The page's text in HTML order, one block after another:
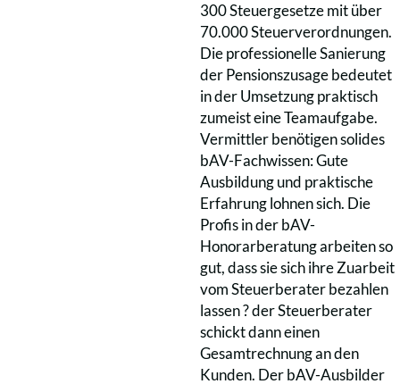
300 Steuergesetze mit über
70.000 Steuerverordnungen.
Die professionelle Sanierung
der Pensionszusage bedeutet
in der Umsetzung praktisch
zumeist eine Teamaufgabe.
Vermittler benötigen solides
bAV-Fachwissen: Gute
Ausbildung und praktische
Erfahrung lohnen sich. Die
Profis in der bAV-
Honorarberatung arbeiten so
gut, dass sie sich ihre Zuarbeit
vom Steuerberater bezahlen
lassen ? der Steuerberater
schickt dann einen
Gesamtrechnung an den
Kunden. Der bAV-Ausbilder